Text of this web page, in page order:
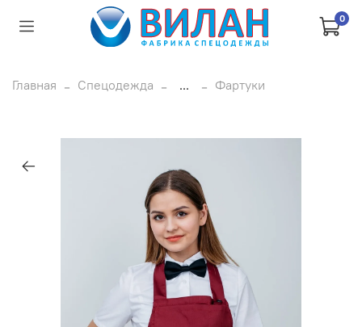
0
Главная Спецодежда ... Фартуки